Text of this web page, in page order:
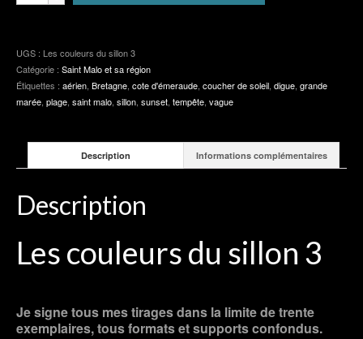
sillon
3
UGS : Les couleurs du sillon 3
Catégorie : Saint Malo et sa région
Étiquettes : aérien Bretagne cote d'émeraude coucher de soleil digue grande
marée plage saint malo sillon sunset tempête vague
Description Informations complémentaires
Description
Les couleurs du sillon 3
Je signe tous mes tirages dans la limite de trente
exemplaires, tous formats et supports confondus.